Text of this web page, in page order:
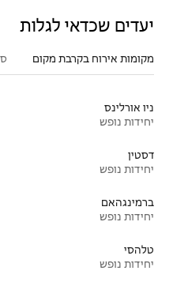
סוגים אחרים של מקומות אירוח
פנמה סיטי ביץ'
יחידות נופש
חוף המפרץ
יחידות נופש
פנסקולה
יחידות נופש
אפשרויות נוספות